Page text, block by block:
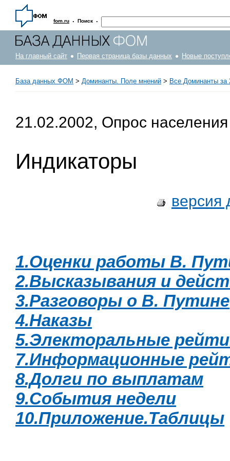
fom.ru · Поиск ·
На главный сайт Первая страница базы данных Новые
База данных ФОМ > Доминанты. Поле мнений > Все Доминанты за
21.02.2002, Опрос населения
Индикаторы
версия
1.Оценки работы В.
2.Высказывания и
3.Разговоры о В. Путине
4.Наказы
5.Электоральные
7.Информационные
8.Долги по выплатам
9.События недели
10.Приложение.Таблицы